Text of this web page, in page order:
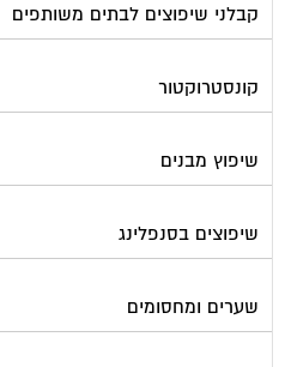
קבלני שיפוצים לבתים משותפים
קונסטרוקטור
שיפוץ מבנים
שיפוצים בסנפלינג
שערים ומחסומים